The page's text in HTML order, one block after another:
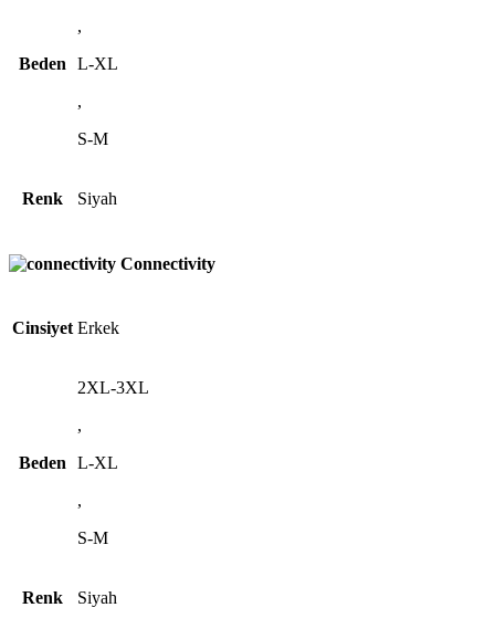
Beden
,
L-XL
,
S-M
Renk Siyah
Connectivity
Cinsiyet Erkek
Beden
2XL-3XL
,
L-XL
,
S-M
Renk Siyah